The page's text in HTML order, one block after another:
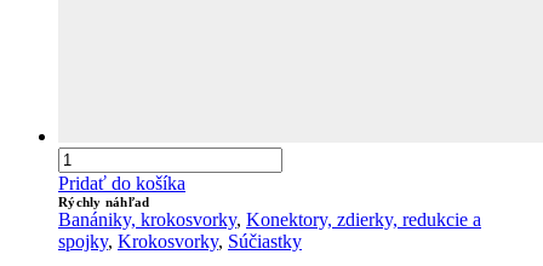
Pridať do košíka
Rýchly náhľad
Banániky, krokosvorky, Konektory, zdierky, redukcie a
spojky, Krokosvorky, Súčiastky